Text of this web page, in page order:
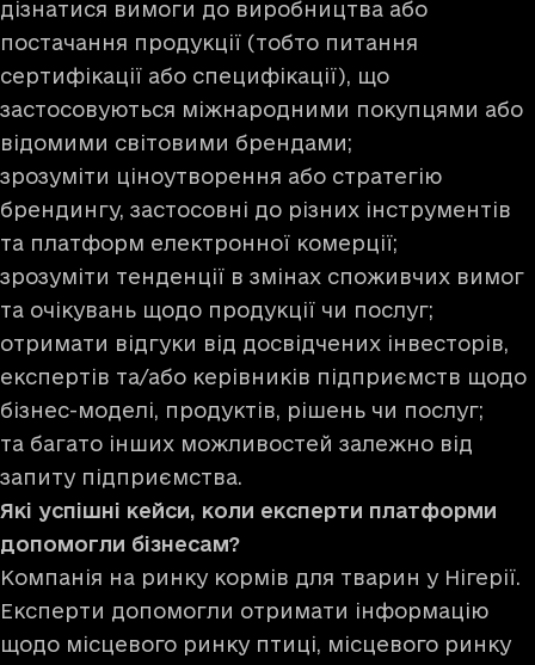
дізнатися вимоги до виробництва або
постачання продукції (тобто питання
сертифікації або специфікації), що
застосовуються міжнародними покупцями або
відомими світовими брендами;
зрозуміти ціноутворення або стратегію
брендингу, застосовні до різних інструментів
та платформ електронної комерції;
зрозуміти тенденції в змінах споживчих вимог
та очікувань щодо продукції чи послуг;
отримати відгуки від досвідчених інвесторів,
експертів та/або керівників підприємств щодо
бізнес-моделі, продуктів, рішень чи послуг;
та багато інших можливостей залежно від
запиту підприємства.
Які успішні кейси, коли експерти платформи
допомогли бізнесам?
Компанія на ринку кормів для тварин у Нігерії.
Експерти допомогли отримати інформацію
щодо місцевого ринку птиці, місцевого ринку